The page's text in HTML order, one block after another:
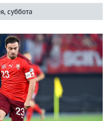
суббота